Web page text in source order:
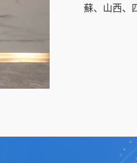
蘇、山西、